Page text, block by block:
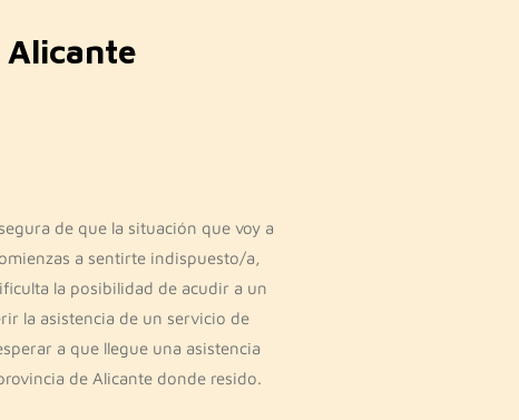
Alicante
de que la situación que voy a
a sentirte indispuesto/a,
la posibilidad de acudir a un
la asistencia de un servicio de
a que llegue una asistencia
de Alicante donde resido.